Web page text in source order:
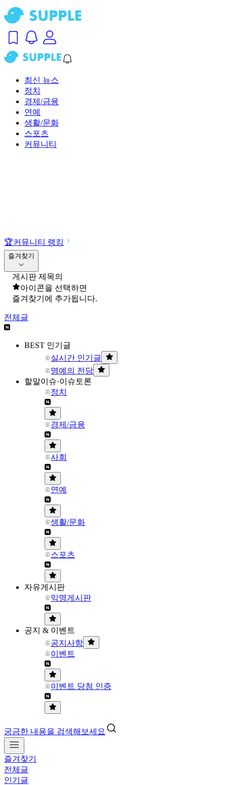
최신 뉴스
정치
경제/금융
연예
생활/문화
스포츠
커뮤니티
🏆커뮤니티 랭킹
즐겨찾기
게시판 제목의
아이콘을 선택하면
즐겨찾기에 추가됩니다.
전체글
BEST 인기글
실시간 인기글
명예의 전당
할말이슈·이슈토론
정치
경제/금융
사회
연예
생활/문화
스포츠
자유게시판
익명게시판
공지 & 이벤트
공지사항
이벤트
이벤트 당첨 인증
궁금한 내용을 검색해보세요
즐겨찾기
전체글
인기글